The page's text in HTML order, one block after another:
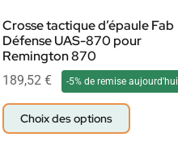
Crosse tactique d’épaule Fab
Défense UAS-870 pour
Remington 870
189,52 € -5% de remise aujourd'hui
Choix des options